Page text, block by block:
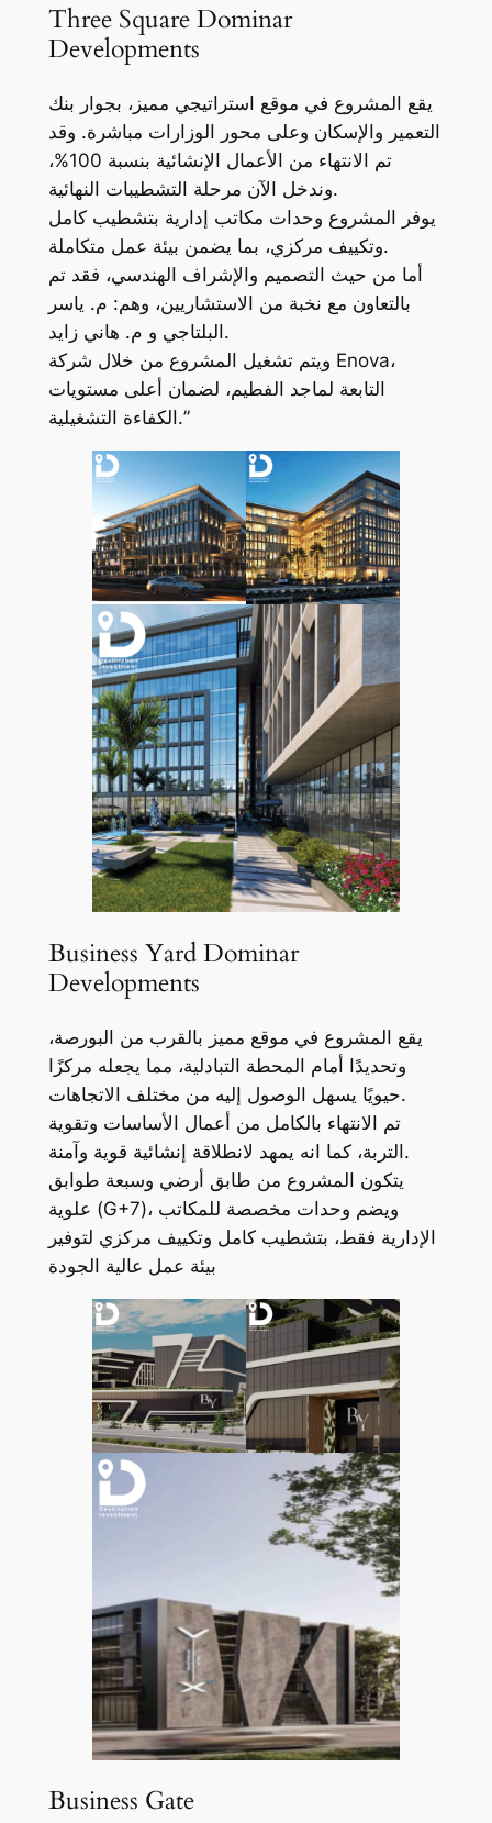
Three Square Dominar
Developments
يقع المشروع في موقع استراتيجي مميز، بجوار بنك
التعمير والإسكان وعلى محور الوزارات مباشرة. وقد
تم الانتهاء من الأعمال الإنشائية بنسبة 100%،
وندخل الآن مرحلة التشطيبات النهائية.
يوفر المشروع وحدات مكاتب إدارية بتشطيب كامل
وتكييف مركزي، بما يضمن بيئة عمل متكاملة.
أما من حيث التصميم والإشراف الهندسي، فقد تم
بالتعاون مع نخبة من الاستشاريين، وهم: م. ياسر
البلتاجي و م. هاني زايد.
ويتم تشغيل المشروع من خلال شركة Enova،
التابعة لماجد الفطيم، لضمان أعلى مستويات
الكفاءة التشغيلية.”
Business Yard Dominar
Developments
يقع المشروع في موقع مميز بالقرب من البورصة،
وتحديدًا أمام المحطة التبادلية، مما يجعله مركزًا
حيويًا يسهل الوصول إليه من مختلف الاتجاهات.
تم الانتهاء بالكامل من أعمال الأساسات وتقوية
التربة، كما انه يمهد لانطلاقة إنشائية قوية وآمنة.
يتكون المشروع من طابق أرضي وسبعة طوابق
علوية (G+7)، ويضم وحدات مخصصة للمكاتب
الإدارية فقط، بتشطيب كامل وتكييف مركزي لتوفير
بيئة عمل عالية الجودة
Business Gate